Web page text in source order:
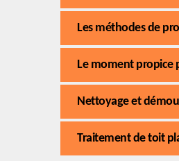
Les méthodes de
Le moment propice
Nettoyage et
Traitement de toit